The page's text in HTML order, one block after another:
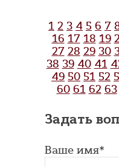
1 2 3 4 5 6 7
16 17 18 19
27 28 29 30
38 39 40 41
49 50 51 52
60 61 62 63
Задать
Ваше имя*